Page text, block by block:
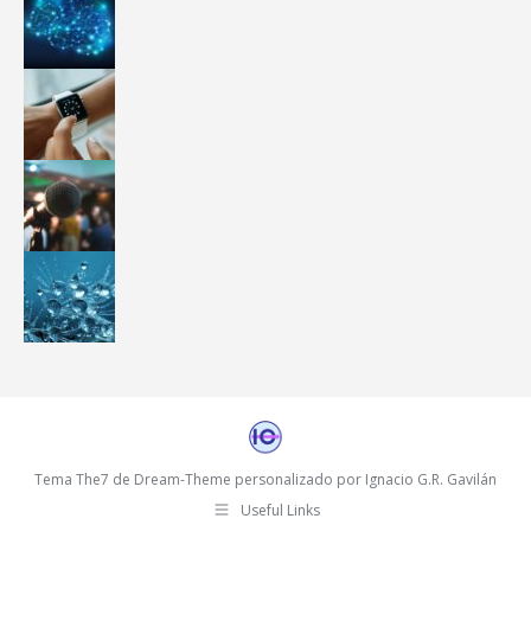
Tema The7 de Dream-Theme personalizado por Ignacio G.R. Gavilán
Useful Links